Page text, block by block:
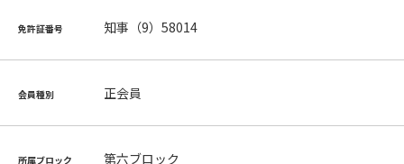
免許証番号 知事（9）58014
会員種別 正会員
所属ブロック 第六ブロック